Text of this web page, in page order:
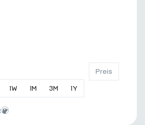
1W 1M 3M 1Y
Preis